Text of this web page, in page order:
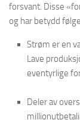
forsvant. Disse
og har betydd
Strøm er en
Lave
eventyrlige
Deler av